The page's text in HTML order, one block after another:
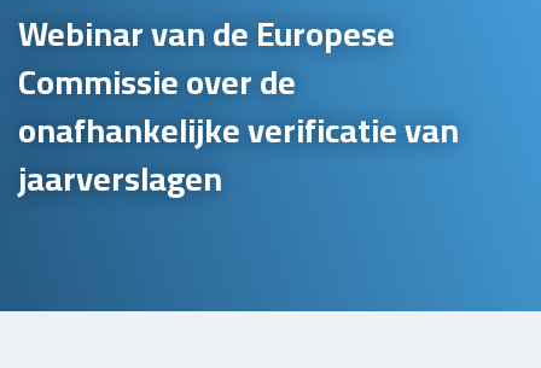
Webinar van de Europese
Commissie over de
onafhankelijke verificatie van
jaarverslagen